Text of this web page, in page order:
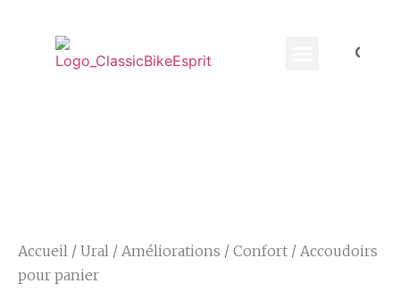
Accueil / Ural / Améliorations / Confort / Accoudoirs
pour panier